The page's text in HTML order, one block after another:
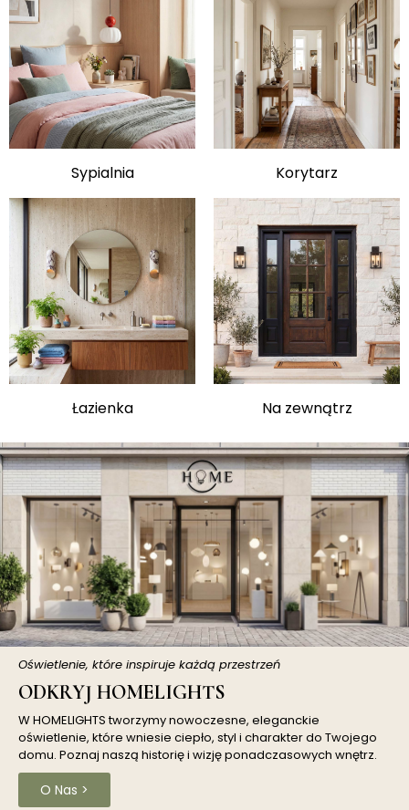
Sypialnia Korytarz
Łazienka Na zewnątrz
Oświetlenie, które inspiruje każdą przestrzeń
ODKRYJ HOMELIGHTS
W HOMELIGHTS tworzymy nowoczesne, eleganckie
oświetlenie, które wniesie ciepło, styl i charakter do Twojego
domu. Poznaj naszą historię i wizję ponadczasowych wnętrz.
O Nas >